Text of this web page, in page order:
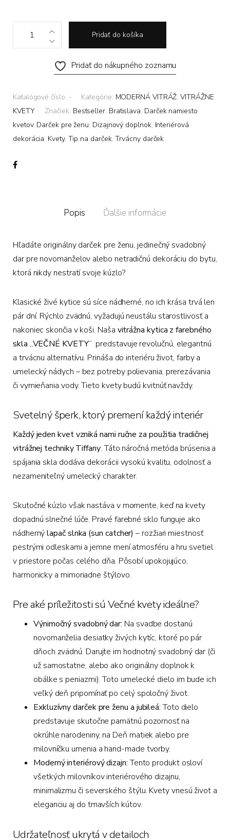
quantity
Pridať do košíka
Pridať do nákupného zoznamu
Katalógové číslo: - Kategórie: MODERNÁ VITRÁŽ,VITRÁŽNE
KVETY
Značiek: Bestseller, Bratislava, Darček namiesto
kvetov, Darček pre ženu, Dizajnový doplnok, Interiérová
dekorácia, Kvety, Tip na darček,Trvácny darček
Popis Ďalšie informácie
Hľadáte originálny darček pre ženu, jedinečný svadobný
dar pre novomanželov alebo netradičnú dekoráciu do bytu,
ktorá nikdy nestratí svoje kúzlo?
Klasické živé kytice sú síce nádherné, no ich krása trvá len
pár dní. Rýchlo zvädnú, vyžadujú neustálu starostlivosť a
nakoniec skončia v koši. Naša vitrážna kytica z farebného
skla „VEČNÉ KVETY“ predstavuje revolučnú, elegantnú
a trvácnu alternatívu. Prináša do interiéru život, farby a
umelecký nádych – bez potreby polievania, prerezávania
či vymieňania vody.Tieto kvety budú kvitnúť navždy.
Svetelný šperk, ktorý premení každý interiér
Každý jeden kvet vzniká nami ručne za použitia tradičnej
vitrážnej techniky Tiffany.Táto náročná metóda brúsenia a
spájania skla dodáva dekorácii vysokú kvalitu, odolnosť a
nezameniteľný umelecký charakter.
Skutočné kúzlo však nastáva v momente, keď na kvety
dopadnú slnečné lúče. Pravé farebné sklo funguje ako
nádhernýlapač slnka (sun catcher) – rozžiari miestnosť
pestrými odleskami a jemne mení atmosféru a hru svetiel
v priestore počas celého dňa. Pôsobí upokojujúco,
harmonicky a mimoriadne štýlovo.
Pre aké príležitosti sú Večné kvety ideálne?
Výnimočný svadobný dar: Na svadbe dostanú
novomanželia desiatky živých kytíc, ktoré po pár
dňoch zvädnú. Darujte im hodnotný svadobný dar (či
už samostatne, alebo ako originálny doplnok k
obálke s peniazmi).Toto umelecké dielo im bude ich
veľký deň pripomínať po celý spoločný život.
Exkluzívny darček pre ženu a jubileá: Toto dielo
predstavuje skutočne pamätnú pozornosť na
okrúhle narodeniny, na Deň matiek alebo pre
milovníčku umenia a hand-made tvorby.
Moderný interiérový dizajn:Tento produkt osloví
všetkých milovníkov interiérového dizajnu,
minimalizmu či severského štýlu. Kvety vnesú život a
eleganciu aj do tmavších kútov.
Udržateľnosť ukrytá v detailoch